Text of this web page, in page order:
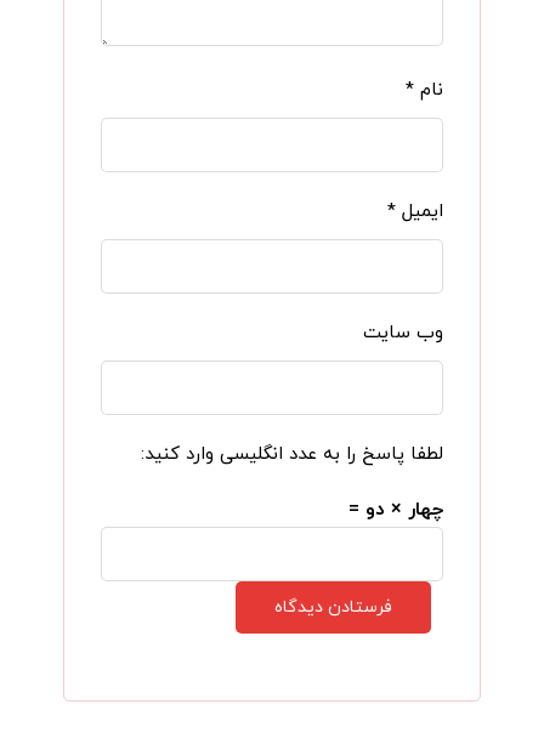
نام*
ایمیل*
وب‌ سایت
لطفا پاسخ را به عدد انگلیسی وارد کنید:
چهار × دو =